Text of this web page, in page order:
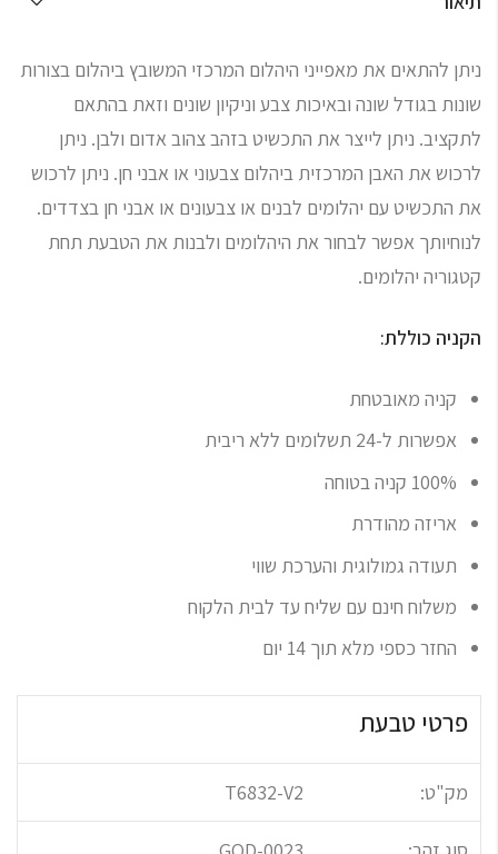
ניתן להתאים את מאפייני היהלום המרכזי המשובץ ביהלום בצורות
שונות בגודל שונה ובאיכות צבע וניקיון שונים וזאת בהתאם
לתקציב. ניתן לייצר את התכשיט בזהב צהוב אדום ולבן. ניתן
לרכוש את האבן המרכזית ביהלום צבעוני או אבני חן. ניתן לרכוש
את התכשיט עם יהלומים לבנים או צבעונים או אבני חן בצדדים.
לנוחיותך אפשר לבחור את היהלומים ולבנות את הטבעת תחת
קטגוריה יהלומים.
הקניה כוללת:
קניה מאובטחת
אפשרות ל-24 תשלומים ללא ריבית
100% קניה בטוחה
אריזה מהודרת
תעודה גמולוגית והערכת שווי
משלוח חינם עם שליח עד לבית הלקוח
החזר כספי מלא תוך 14 יום
פרטי טבעת
מק"ט: T6832-V2